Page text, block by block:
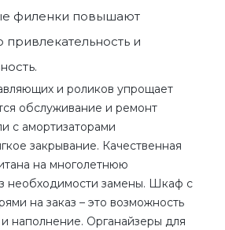
филенки повышают
привлекательность и
и роликов упрощает
обслуживание и ремонт
с амортизаторами
закрывание. Качественная
на многолетнюю
необходимости замены. Шкаф с
на заказ – это возможность
наполнение. Органайзеры для